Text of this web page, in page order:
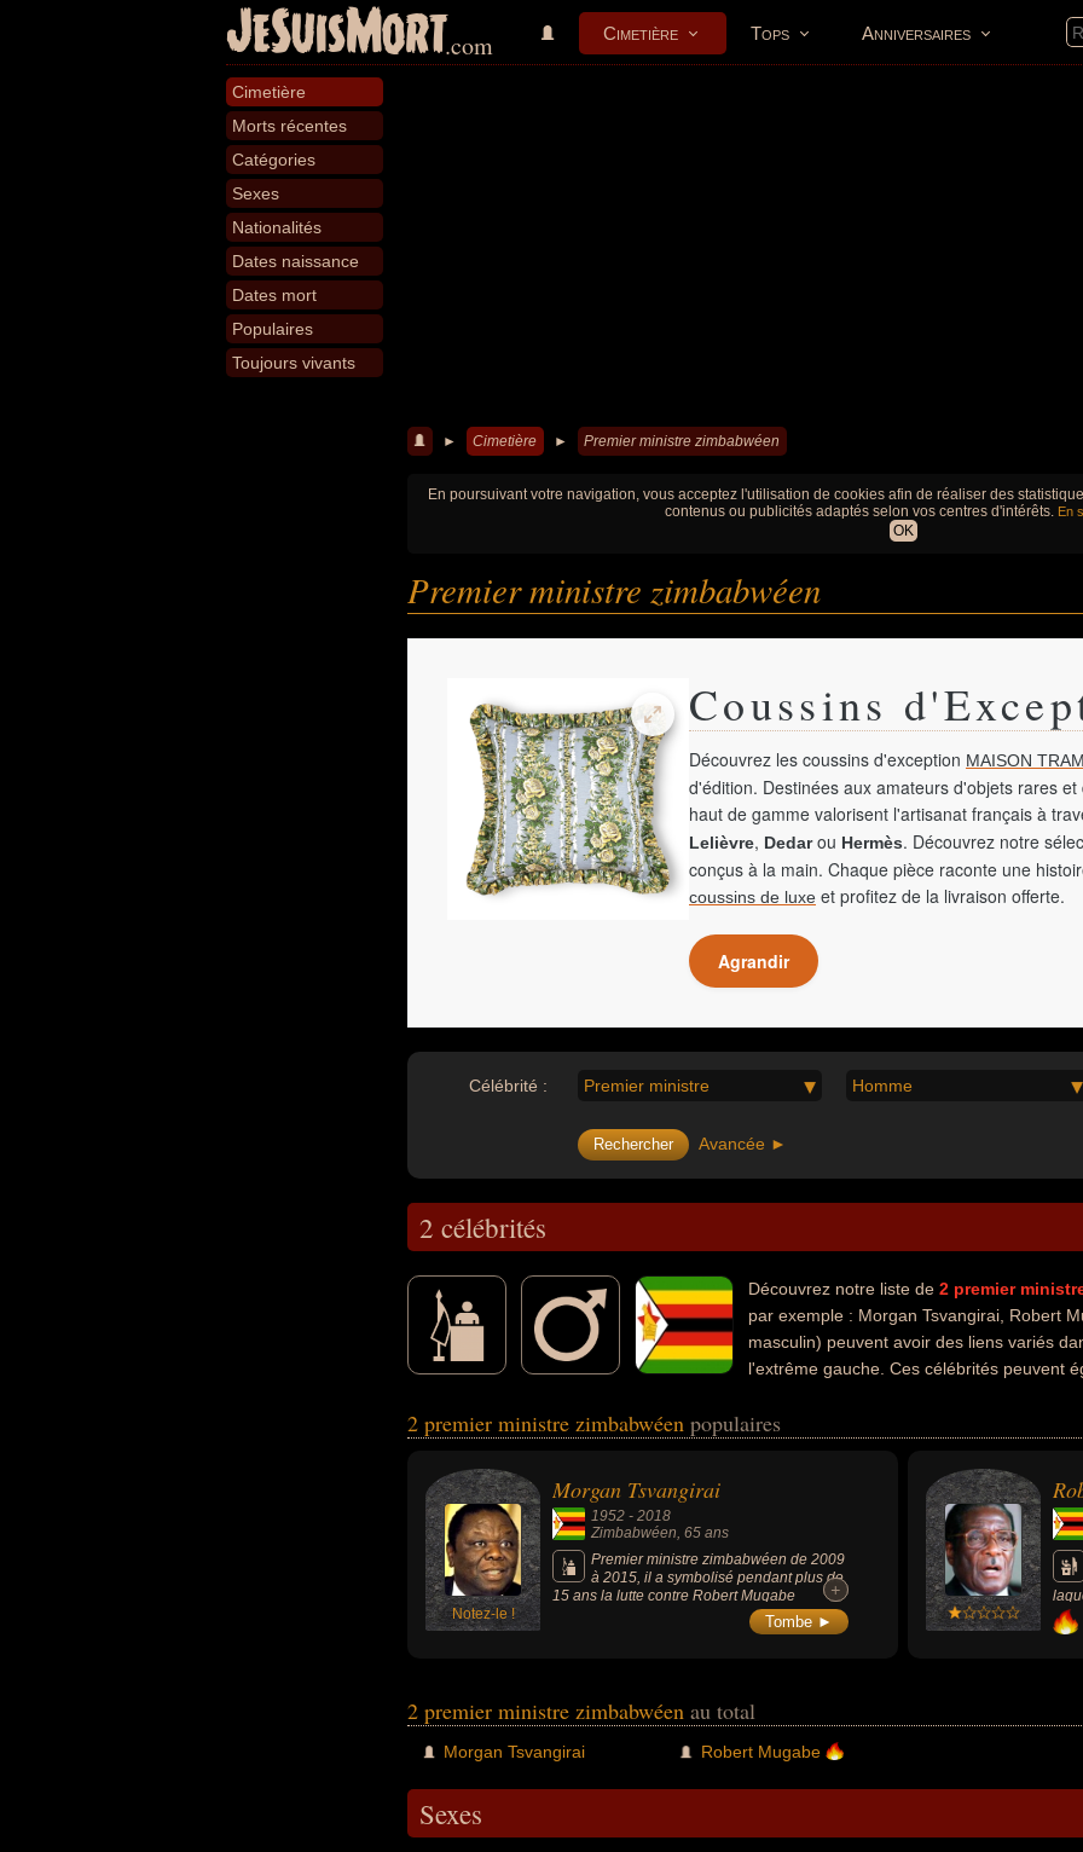
JeSuisMort.com Cimetière Tops Anniversaires
Cimetière
Morts récentes
Catégories
Sexes
Nationalités
Dates naissance
Dates mort
Populaires
Toujours vivants
► Cimetière ► Premier ministre zimbabwéen
En poursuivant votre navigation, vous acceptez l'utilisation de cookies afin de réaliser des
contenus ou publicités adaptés selon vos centres d'intérêts. En
OK
Premier ministre zimbabwéen
Coussins
Découvrez les coussins d'exception MAISON
d'édition. Destinées aux amateurs d'objets rares
haut de gamme valorisent l'artisanat français à
Lelièvre, Dedarou Hermès. Découvrez notre
conçus à la main. Chaque pièce raconte une
coussins de luxe et profitez de la livraison offerte.
Agrandir
Célébrité : Premier ministre Homme
Avancée ►
2 célébrités
Découvrez notre liste de 2 premier
par exemple : Morgan Tsvangirai, Robert
masculin) peuvent avoir des liens variés
l'extrême gauche. Ces célébrités peuvent
2 premier ministre zimbabwéen populaires
Notez-le !
Morgan Tsvangirai
1952 - 2018
Zimbabwéen, 65 ans
Premier ministre zimbabwéen de 2009
à 2015, il a symbolisé pendant plus de
15 ans la lutte contre Robert Mugabe
(Président de la République du Zimbabwe
+
+
Tombe ►
l'un
2 premier ministre zimbabwéen au total
Morgan Tsvangirai Robert Mugabe
Sexes